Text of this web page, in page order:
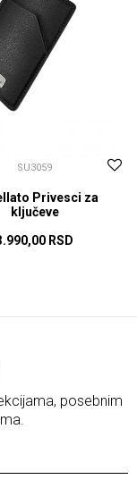
SU3059
Privesci za
ključeve
RSD
posebnim